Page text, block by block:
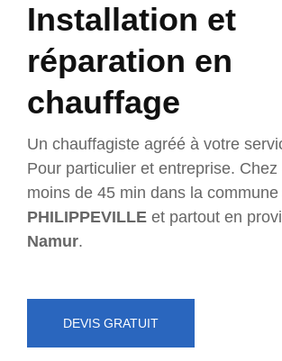
Installation et
réparation en
chauffage
Un chauffagiste agréé à votre
Pour particulier et entreprise. Chez
moins de 45 min dans la commune
PHILIPPEVILLE et partout en
Namur.
DEVIS GRATUIT